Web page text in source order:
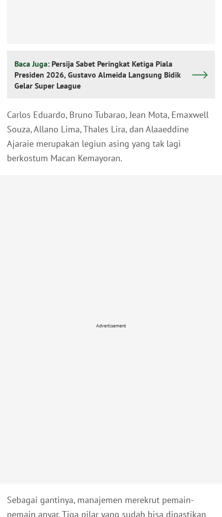
Baca Juga: Persija Sabet Peringkat Ketiga Piala
Presiden 2026, Gustavo Almeida Langsung Bidik
Gelar Super League
Carlos Eduardo, Bruno Tubarao, Jean Mota, Emaxwell
Souza, Allano Lima, Thales Lira, dan Alaaeddine
Ajaraie merupakan legiun asing yang tak lagi
berkostum Macan Kemayoran.
Advertisement
Sebagai gantinya, manajemen merekrut pemain-
pemain anyar. Tiga pilar yang sudah bisa dipastikan